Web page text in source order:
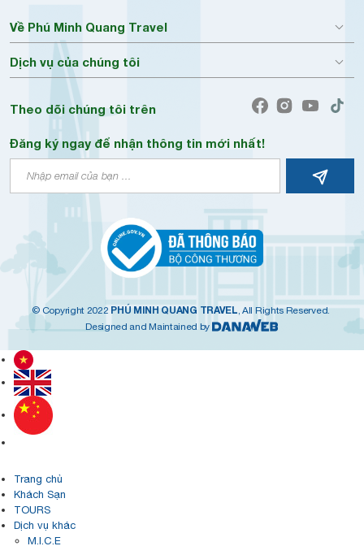
Về Phú Minh Quang Travel
Dịch vụ của chúng tôi
Theo dõi chúng tôi trên
Đăng ký ngay để nhận thông tin mới nhất!
© Copyright 2022 PHÚ MINH QUANG TRAVEL, All Rights Reserved.
Designed and Maintained by
Trang chủ
Khách Sạn
TOURS
Dịch vụ khác
M.I.C.E